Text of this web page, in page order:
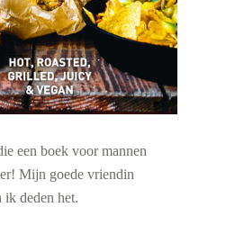
een boek voor mannen
Mijn goede vriendin
ik deden het.